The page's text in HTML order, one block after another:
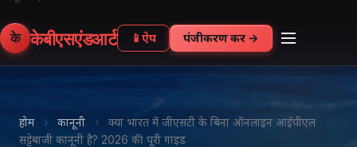
के केबीएसएंडआर्ट 📱 ऐप पंजीकरण करें →
होम › कानूनी ›
क्या भारत में जीएसटी के बिना ऑनलाइन आईपीएल
सट्टेबाजी कानूनी है? 2026 की पूरी गाइड